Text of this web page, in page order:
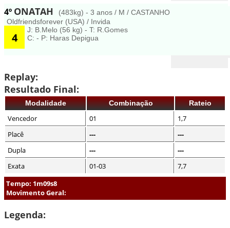
4º ONATAH
(483kg) - 3 anos / M / CASTANHO
Oldfriendsforever (USA) / Invida
4
J: B.Melo (56 kg) - T: R.Gomes
C: - P: Haras Depigua
Replay:
Resultado Final:
Modalidade Combinação Rateio
Vencedor 01
1,7
Placê
---
---
Dupla
---
---
Exata
01-03
7,7
Tempo: 1m09s8
Movimento Geral:
Legenda: